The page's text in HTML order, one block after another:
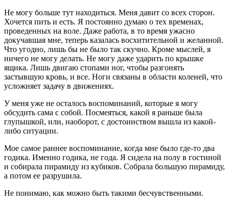
Не могу больше тут находиться. Меня давит со всех сторон.
Хочется пить и есть. Я постоянно думаю о тех временах,
проведенных на воле. Даже работа, в то время ужасно
докучавшая мне, теперь казалась восхитительной и желанной.
Что угодно, лишь бы не было так скучно. Кроме мыслей, я
ничего не могу делать. Не могу даже ударить по крышке
ящика. Лишь двигаю стопами ног, чтобы разгонять
застывшую кровь, и все. Ноги связаны в области коленей, что
усложняет задачу в движениях.
У меня уже не осталось воспоминаний, которые я могу
обсудить сама с собой. Посмеяться, какой я раньше была
глупышкой, или, наоборот, с достоинством вышла из какой-
либо ситуации.
Мое самое раннее воспоминание, когда мне было где-то два
годика. Именно годика, не года. Я сидела на полу в гостиной
и собирала пирамиду из кубиков. Собрала большую пирамиду,
а потом ее разрушила.
Не понимаю, как можно быть такими бесчувственными.